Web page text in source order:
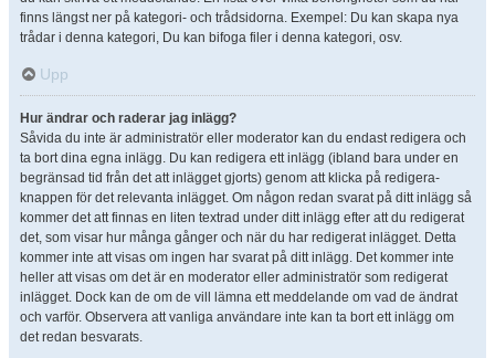
finns längst ner på kategori- och trådsidorna. Exempel: Du kan skapa nya
trådar i denna kategori, Du kan bifoga filer i denna kategori, osv.
Upp
Hur ändrar och raderar jag inlägg?
Såvida du inte är administratör eller moderator kan du endast redigera och
ta bort dina egna inlägg. Du kan redigera ett inlägg (ibland bara under en
begränsad tid från det att inlägget gjorts) genom att klicka på redigera-
knappen för det relevanta inlägget. Om någon redan svarat på ditt inlägg så
kommer det att finnas en liten textrad under ditt inlägg efter att du redigerat
det, som visar hur många gånger och när du har redigerat inlägget. Detta
kommer inte att visas om ingen har svarat på ditt inlägg. Det kommer inte
heller att visas om det är en moderator eller administratör som redigerat
inlägget. Dock kan de om de vill lämna ett meddelande om vad de ändrat
och varför. Observera att vanliga användare inte kan ta bort ett inlägg om
det redan besvarats.